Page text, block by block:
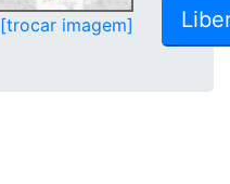
[trocar imagem]